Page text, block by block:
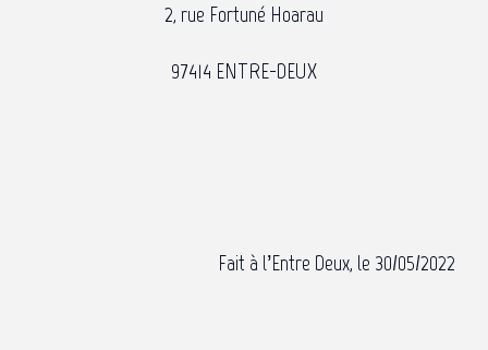
2, rue Fortuné Hoarau
97414 ENTRE-DEUX
Fait à l’Entre Deux, le 30/05/2022